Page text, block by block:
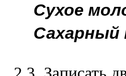
Сухое
Сахарный